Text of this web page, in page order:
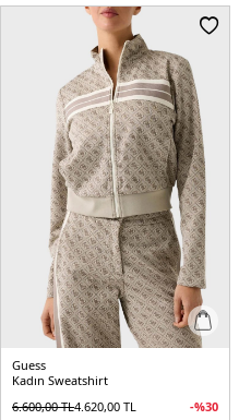
-İple ayarlanabilir kapüşonlu
Guess
Kadın Sweatshirt
6.600,00TL4.620,00 TL -%30